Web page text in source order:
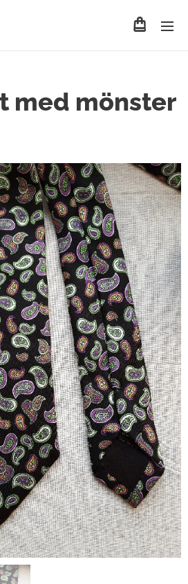
med mönster